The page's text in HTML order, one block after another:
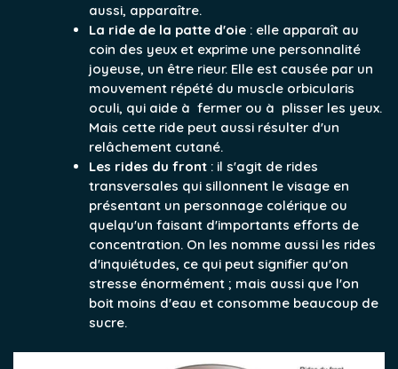
aussi, apparaître.
La ride de la patte d'oie : elle apparaît au
coin des yeux et exprime une personnalité
joyeuse, un être rieur. Elle est causée par un
mouvement répété du muscle orbicularis
oculi, qui aide à fermer ou à plisser les yeux.
Mais cette ride peut aussi résulter d'un
relâchement cutané.
Les rides du front : il s'agit de rides
transversales qui sillonnent le visage en
présentant un personnage colérique ou
quelqu'un faisant d'importants efforts de
concentration. On les nomme aussi les rides
d'inquiétudes, ce qui peut signifier qu'on
stresse énormément ; mais aussi que l'on
boit moins d'eau et consomme beaucoup de
sucre.